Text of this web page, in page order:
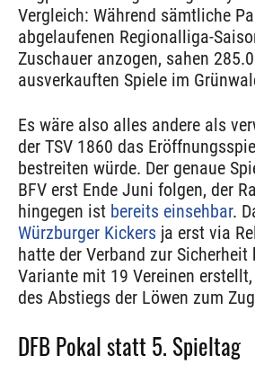
Vergleich: Während sämtliche
abgelaufenen Regionalliga-
Zuschauer anzogen, sahen
ausverkauften Spiele im
Es wäre also alles andere als
der TSV 1860 das
bestreiten würde. Der genaue
BFV erst Ende Juni folgen, der
hingegen ist bereits einsehbar.
Würzburger Kickers ja erst via
hatte der Verband zur Sicherheit
Variante mit 19 Vereinen
des Abstiegs der Löwen zum
DFB Pokal statt 5. Spieltag